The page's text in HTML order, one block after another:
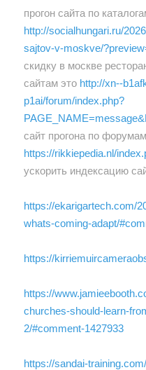
прогон сайта по
http://socialhungari.ru/
sajtov-v-moskve/
скидку в москве
сайтам это http://xn--
p1ai/forum/index.php?
сайт прогона по форумам
https://rikkiepedia.nl/
ускорить индексацию
https://ekarigartech.com/
whats-coming-adapt/
https://
https://
churches-should-learn-
2/#comment-1427933
https://sandai-